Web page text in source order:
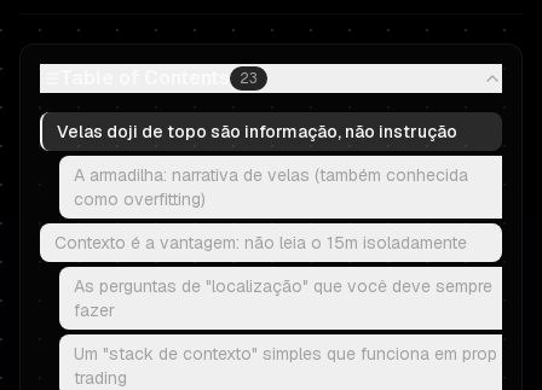
23
Velas doji de topo são informação, não instrução
A armadilha: narrativa de velas (também conhecida
como overfitting)
Contexto é a vantagem: não leia o 15m isoladamente
As perguntas de "localização" que você deve sempre
fazer
Um "stack de contexto" simples que funciona em prop
trading